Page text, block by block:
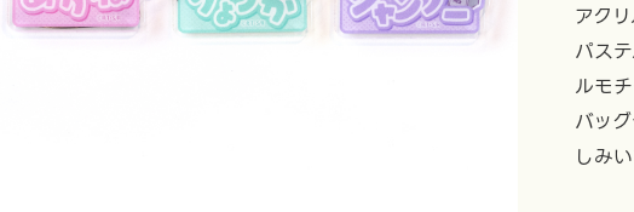
アクリ
パス
ルモ
バッ
しみ